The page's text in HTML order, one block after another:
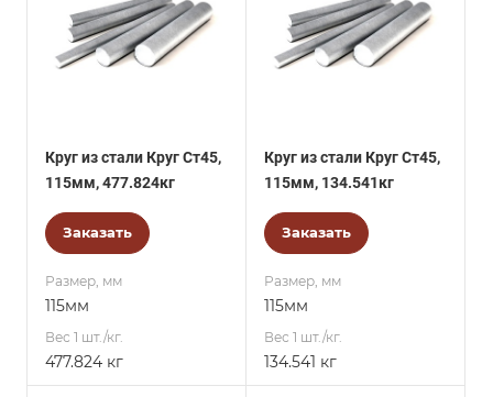
Круг из стали Круг Ст45,
115мм, 477.824кг
Заказать
Размер, мм
115мм
Вес 1 шт./кг.
477.824 кг
Круг из стали Круг Ст45,
115мм, 134.541кг
Заказать
Размер, мм
115мм
Вес 1 шт./кг.
134.541 кг